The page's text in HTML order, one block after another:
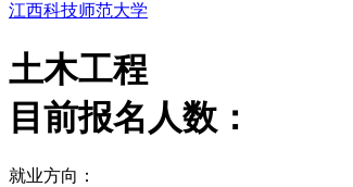
江西科技师范大学
土木工程
目前报名人数：
就业方向：